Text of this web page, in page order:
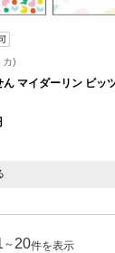
カ)
ん マイダーリン ビッ
～ 20件を表示